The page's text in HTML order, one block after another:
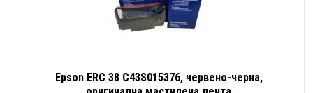
Epson ERC 38 C43S015376, червено-черна,